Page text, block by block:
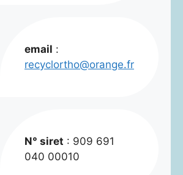
email :
recyclortho@orange.fr
N° siret : 909 691
040 00010